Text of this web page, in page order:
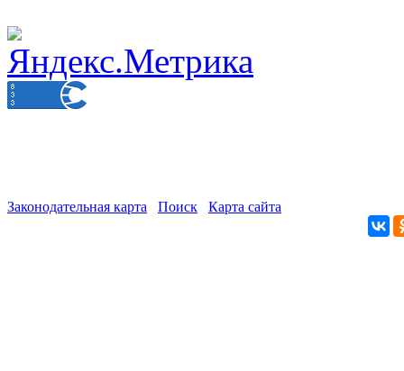
Законодательная карта Поиск Карта сайта